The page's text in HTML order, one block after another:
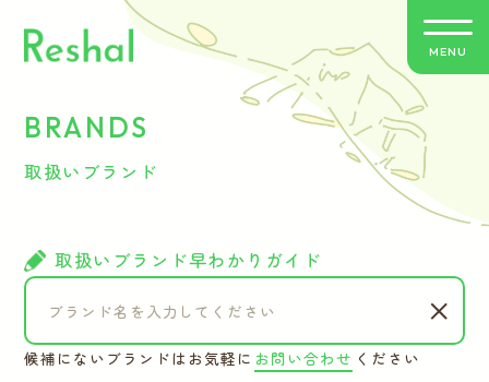
リシャールの特徴
取扱いブランド
よくあるご質問
MENU
BRANDS
取扱いブランド
取扱いブランド早わかりガイド
候補にないブランドはお気軽に お問い合わせ ください